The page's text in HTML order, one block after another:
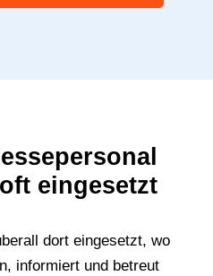
eingesetzt
dort eingesetzt, wo
informiert und betreut